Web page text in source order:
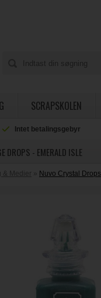
SCRAPSKOLEN
Intet betalingsgebyr
DROPS - EMERALD ISLE
& Medier » Nuvo Crystal Drops